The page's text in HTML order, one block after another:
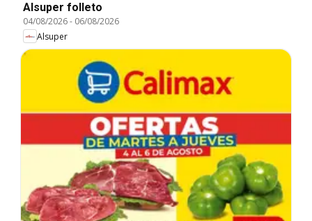
Alsuper folleto
04/08/2026- 06/08/2026
Alsuper